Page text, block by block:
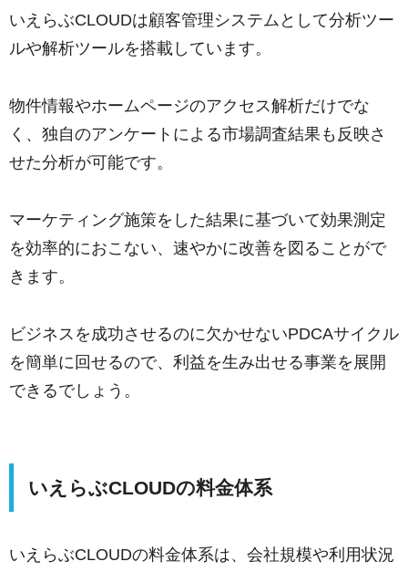
いえらぶCLOUDは顧客管理システムとして分析ツー
ルや解析ツールを搭載しています。
物件情報やホームページのアクセス解析だけでな
く、独自のアンケートによる市場調査結果も反映さ
せた分析が可能です。
マーケティング施策をした結果に基づいて効果測定
を効率的におこない、速やかに改善を図ることがで
きます。
ビジネスを成功させるのに欠かせないPDCAサイクル
を簡単に回せるので、利益を生み出せる事業を展開
できるでしょう。
いえらぶCLOUDの料金体系
いえらぶCLOUDの料金体系は、会社規模や利用状況